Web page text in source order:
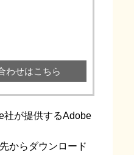
わせはこちら
社が提供するAdobe
からダウンロード